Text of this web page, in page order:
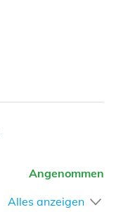
Angenommen
Alles anzeigen